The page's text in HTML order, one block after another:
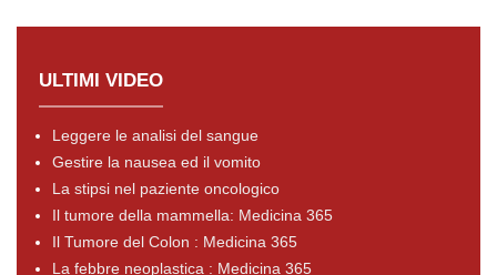
ULTIMI VIDEO
Leggere le analisi del sangue
Gestire la nausea ed il vomito
La stipsi nel paziente oncologico
Il tumore della mammella: Medicina 365
Il Tumore del Colon : Medicina 365
La febbre neoplastica : Medicina 365